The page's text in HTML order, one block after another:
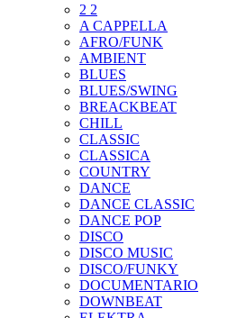
2 2
A CAPPELLA
AFRO/FUNK
AMBIENT
BLUES
BLUES/SWING
BREACKBEAT
CHILL
CLASSIC
CLASSICA
COUNTRY
DANCE
DANCE CLASSIC
DANCE POP
DISCO
DISCO MUSIC
DISCO/FUNKY
DOCUMENTARIO
DOWNBEAT